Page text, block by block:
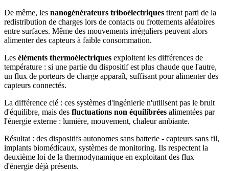
De même, les nanogénérateurs triboélectriques tirent parti de la
redistribution de charges lors de contacts ou frottements aléatoires
entre surfaces. Même des mouvements irréguliers peuvent alors
alimenter des capteurs à faible consommation.
Les éléments thermoélectriques exploitent les différences de
température : si une partie du dispositif est plus chaude que l'autre,
un flux de porteurs de charge apparaît, suffisant pour alimenter des
capteurs connectés.
La différence clé : ces systèmes d'ingénierie n'utilisent pas le bruit
d'équilibre, mais des fluctuations non équilibrées alimentées par
l'énergie externe : lumière, mouvement, chaleur ambiante.
Résultat : des dispositifs autonomes sans batterie - capteurs sans fil,
implants biomédicaux, systèmes de monitoring. Ils respectent la
deuxième loi de la thermodynamique en exploitant des flux
d'énergie déjà présents.